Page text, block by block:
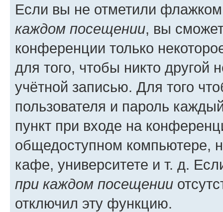
Если вы не отметили
каждом посещении, вы
конференции только
для того, чтобы никто другой
учётной записью. Для того
пользователя и пароль
пункт при входе на
общедоступном компьютере,
кафе, университете и т. д.
при каждом посещении
отключил эту функцию.